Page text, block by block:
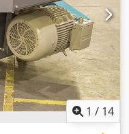
1 / 14